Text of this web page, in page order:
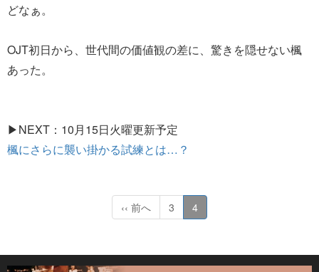
どなぁ。
OJT初日から、世代間の価値観の差に、驚きを隠せない楓
あった。
▶NEXT：10月15日火曜更新予定
楓にさらに襲い掛かる試練とは…？
‹‹ 前へ 3 4